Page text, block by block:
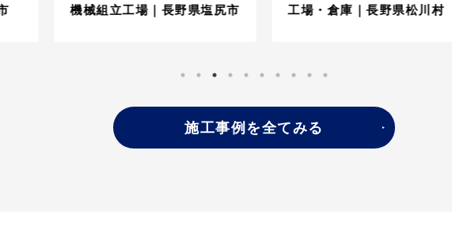
機械組立工場｜長野県塩尻市 工場・倉庫｜長野県松川村
施工事例を全てみる